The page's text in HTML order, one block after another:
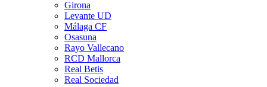
Girona
Levante UD
Málaga CF
Osasuna
Rayo Vallecano
RCD Mallorca
Real Betis
Real Sociedad